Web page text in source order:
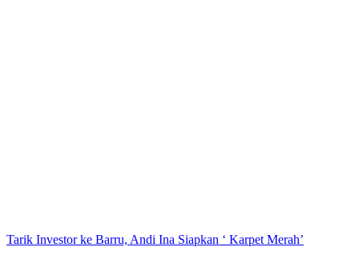
Tarik Investor ke Barru, Andi Ina Siapkan ‘ Karpet Merah’